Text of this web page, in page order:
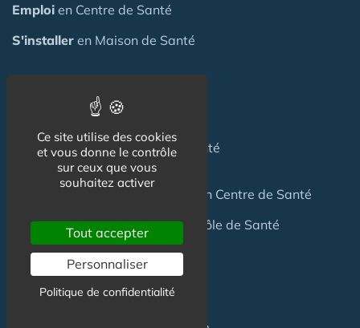
Emploi en Centre de Santé
S'installer en Maison de Santé
une Maison de Santé
Investirdans une Maison de Santé
ou un Centre de Santé
Terrainpour création Maison / Pôle de Santé
FAQ
Ce site utilise des cookies
et vous donne le contrôle
sur ceux que vous
souhaitez activer
Tout accepter
Personnaliser
Politique de confidentialité